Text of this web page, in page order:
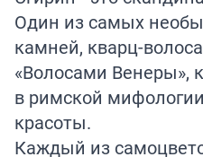
Один из самых
камней, кварц-
«Волосами Венеры»,
в римской
красоты.
Каждый из